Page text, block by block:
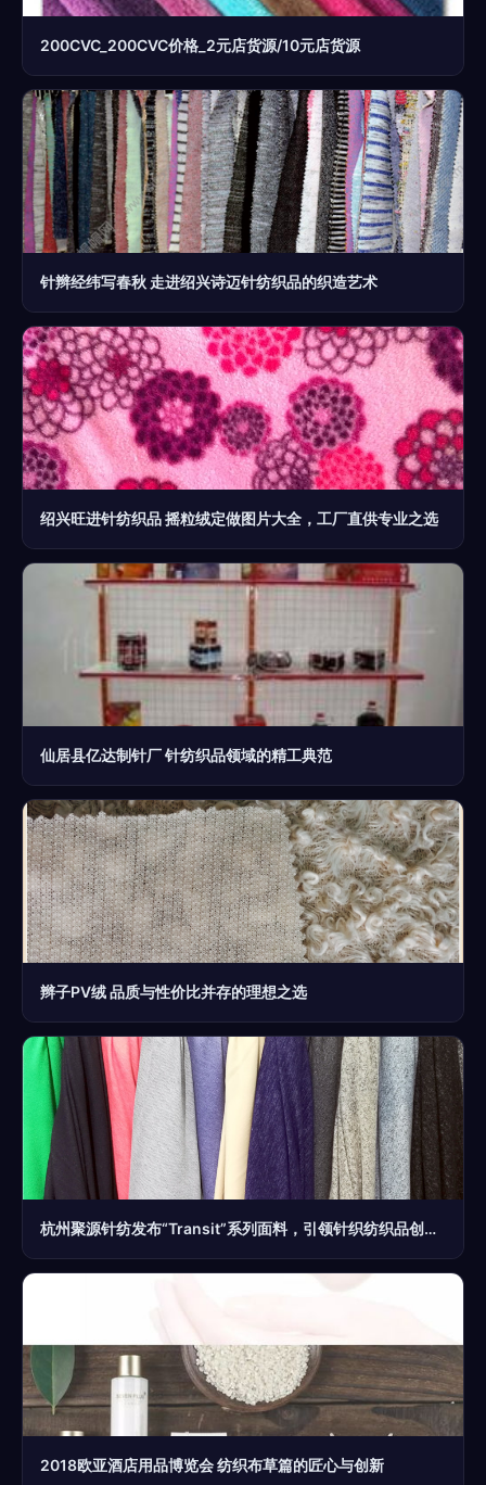
200CVC_200CVC价格_2元店货源/10元店货源
针辫经纬写春秋 走进绍兴诗迈针纺织品的织造艺术
绍兴旺进针纺织品 摇粒绒定做图片大全，工厂直供专业之选
仙居县亿达制针厂 针纺织品领域的精工典范
辫子PV绒 品质与性价比并存的理想之选
杭州聚源针纺发布“Transit”系列面料，引领针织纺织品创新潮流
2018欧亚酒店用品博览会 纺织布草篇的匠心与创新